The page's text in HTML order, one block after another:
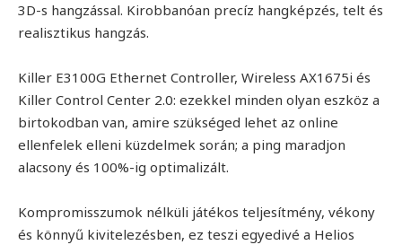
3D-s hangzással. Kirobbanóan precíz hangképzés, telt és
realisztikus hangzás.
Killer E3100G Ethernet Controller, Wireless AX1675i és
Killer Control Center 2.0: ezekkel minden olyan eszköz a
birtokodban van, amire szükséged lehet az online
ellenfelek elleni küzdelmek során; a ping maradjon
alacsony és 100%-ig optimalizált.
Kompromisszumok nélküli játékos teljesítmény, vékony
és könnyű kivitelezésben, ez teszi egyedivé a Helios